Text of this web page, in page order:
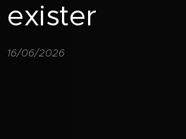
exister
16/06/2026